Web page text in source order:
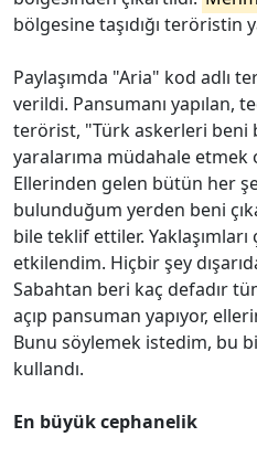
bölgesine taşıdığı teröristin
Paylaşımda "Aria" kod adlı
verildi. Pansumanı yapılan,
terörist, "Türk askerleri beni
yaralarıma müdahale etmek
Ellerinden gelen bütün her
bulunduğum yerden beni
bile teklif ettiler. Yaklaşımları
etkilendim. Hiçbir şey
Sabahtan beri kaç defadır
açıp pansuman yapıyor,
Bunu söylemek istedim, bu
kullandı.
En büyük cephanelik